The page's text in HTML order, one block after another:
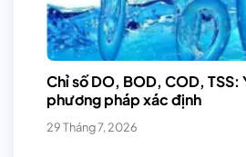
Chỉ số DO, BOD, COD, TSS:
phương pháp xác định
29 Tháng 7, 2026